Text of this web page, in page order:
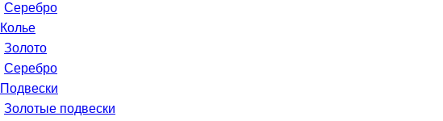
Серебро
Колье
Золото
Серебро
Подвески
Золотые подвески